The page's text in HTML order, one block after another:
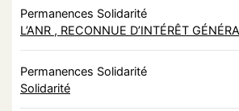
Permanences Solidarité
L’ANR , RECONNUE D’INTÉRÊT
Permanences Solidarité
Solidarité